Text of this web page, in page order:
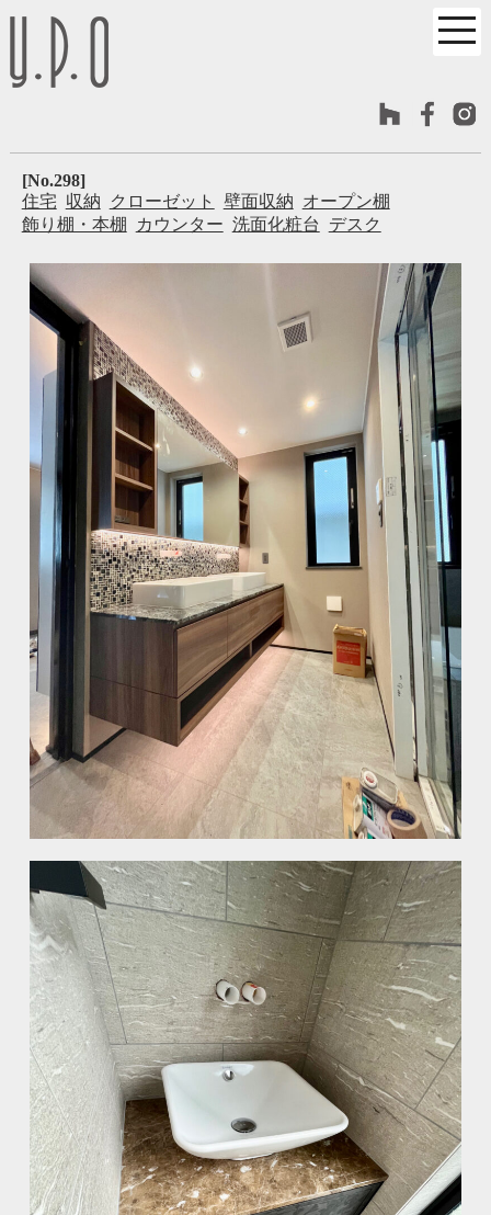
[No.298]
住宅 収納 クローゼット 壁面収納 オープン棚
飾り棚・本棚
カウンター 洗面化粧台 デスク